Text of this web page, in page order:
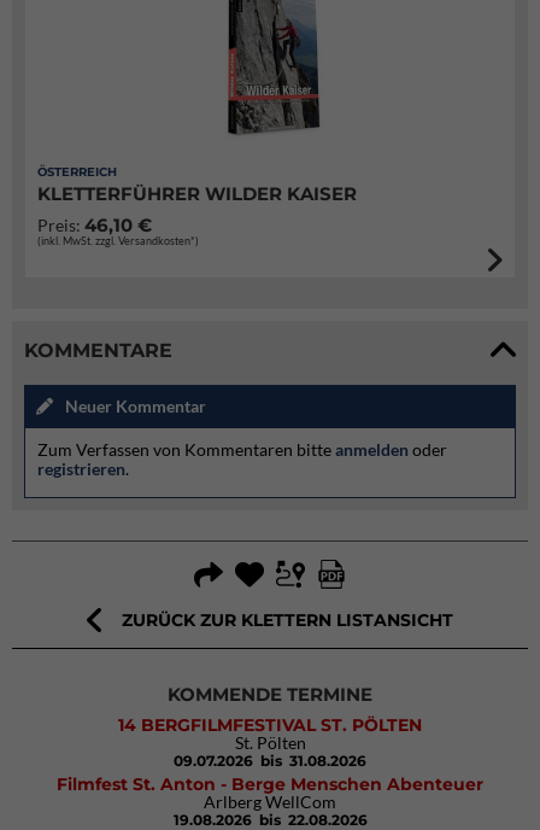
ÖSTERREICH
KLETTERFÜHRER WILDER KAISER
Preis: 46,10 €
(inkl. MwSt. zzgl. Versandkosten*)
KOMMENTARE
Neuer Kommentar
Zum Verfassen von Kommentaren bitteanmelden oder
registrieren.
ZURÜCK ZUR KLETTERN LISTANSICHT
KOMMENDE TERMINE
14 BERGFILMFESTIVAL ST. PÖLTEN
St. Pölten
09.07.2026 bis 31.08.2026
Filmfest St. Anton - Berge Menschen Abenteuer
Arlberg WellCom
19.08.2026 bis 22.08.2026